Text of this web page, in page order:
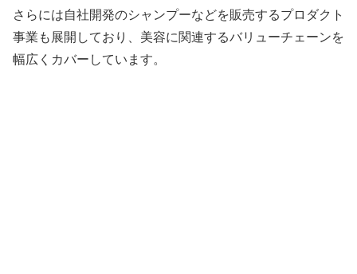
さらには自社開発のシャンプーなどを販売するプロダクト
事業も展開しており、美容に関連するバリューチェーンを
幅広くカバーしています。